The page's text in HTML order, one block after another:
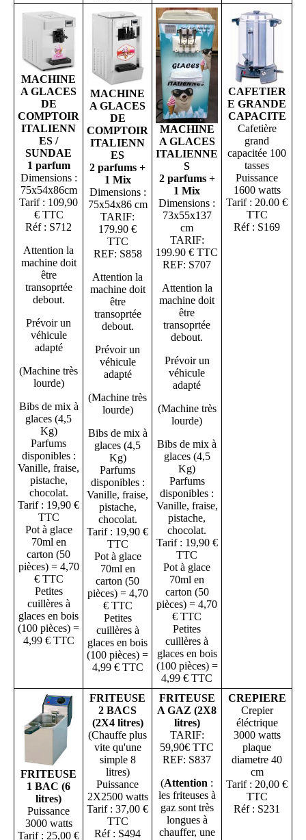
MACHINE
A GLACES
DE
COMPTOIR
ITALIENN
ES /
SUNDAE
1 parfum
Dimensions :
75x54x86cm
Tarif : 109,90
€ TTC
Réf : S712
Attention la
machine doit
être
transoprtée
debout.
Prévoir un
véhicule
adapté
(Machine très
lourde)
Bibs de mix à
glaces (4,5
Kg)
Parfums
disponibles :
Vanille, fraise,
pistache,
chocolat.
Tarif : 19,90 €
TTC
Pot à glace
70ml en
carton (50
pièces) = 4,70
€ TTC
Petites
cuillères à
glaces en bois
(100 pièces) =
4,99 € TTC
MACHINE
A GLACES
DE
COMPTOIR
ITALIENN
ES
2 parfums +
1 Mix
Dimensions :
75x54x86 cm
TARIF:
179.90 €
TTC
REF: S858
Attention la
machine doit
être
transoprtée
debout.
Prévoir un
véhicule
adapté
(Machine très
lourde)
Bibs de mix à
glaces (4,5
Kg)
Parfums
disponibles :
Vanille, fraise,
pistache,
chocolat.
Tarif : 19,90 €
TTC
Pot à glace
70ml en
carton (50
pièces) = 4,70
€ TTC
Petites
cuillères à
glaces en bois
(100 pièces) =
4,99 € TTC
MACHINE
A GLACES
ITALIENNE
S
2 parfums +
1 Mix
Dimensions :
73x55x137
cm
TARIF:
199.90 € TTC
REF: S707
Attention la
machine doit
être
transoprtée
debout.
Prévoir un
véhicule
adapté
(Machine très
lourde)
Bibs de mix à
glaces (4,5
Kg)
Parfums
disponibles :
Vanille, fraise,
pistache,
chocolat.
Tarif : 19,90 €
TTC
Pot à glace
70ml en
carton (50
pièces) = 4,70
€ TTC
Petites
cuillères à
glaces en bois
(100 pièces) =
4,99 € TTC
CAFETIER
E GRANDE
CAPACITE
Cafetière
grand
capacitée 100
tasses
Puissance
1600 watts
Tarif : 20.00 €
TTC
Réf : S169
FRITEUSE
1 BAC (6
litres)
Puissance
3000 watts
Tarif : 25,00 €
FRITEUSE
2 BACS
(2X4 litres)
(Chauffe plus
vite qu'une
simple 8
litres)
Puissance
2X2500 watts
Tarif : 37,00 €
TTC
Réf : S494
FRITEUSE
A GAZ (2X8
litres)
TARIF:
59,90€ TTC
REF: S837
(Attention :
les friteuses à
gaz sont très
longues à
chauffer, une
CREPIERE
Crepier
éléctrique
3000 watts
plaque
diametre 40
cm
Tarif : 20,00 €
TTC
Réf : S231